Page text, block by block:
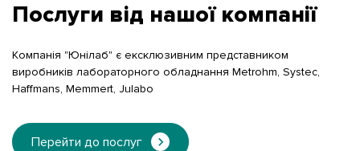
Послуги від нашої компанії
Компанія "Юнілаб" є ексклюзивним представником
виробників лабораторного обладнання Metrohm, Systec,
Haffmans, Memmert, Julabo
Перейти до послуг